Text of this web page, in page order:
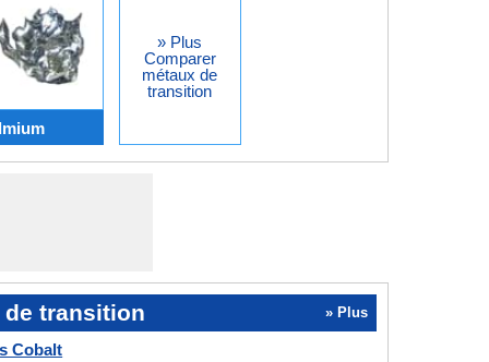
» Plus
Comparer
métaux de
transition
de transition » Plus
Cobalt